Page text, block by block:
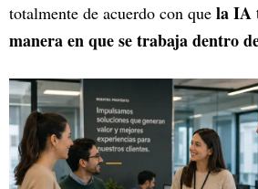
totalmente de acuerdo con que la IA
manera en que se trabaja dentro